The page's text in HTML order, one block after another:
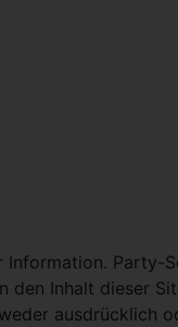
Information. Party-
den Inhalt dieser
ausdrücklich